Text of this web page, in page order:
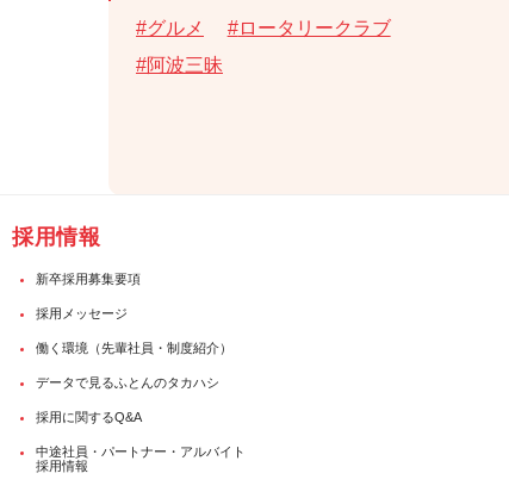
グルメ
ロータリークラブ
阿波三昧
採用情報
新卒採用募集要項
採用メッセージ
働く環境（先輩社員・制度紹介）
データで見るふとんのタカハシ
採用に関するQ&A
中途社員・パートナー・アルバイト
採用情報